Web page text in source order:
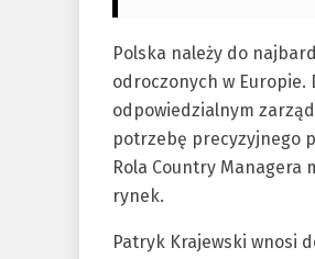
Polska należy do
odroczonych w Europie.
odpowiedzialnym
potrzebę precyzyjnego
Rola Country Managera
rynek.
Patryk Krajewski wnosi